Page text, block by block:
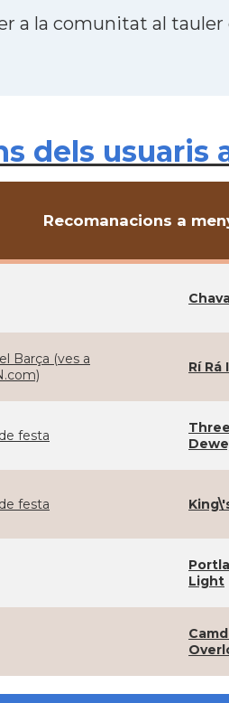
a la comunitat al tauler
dels usuaris
Recomanacions a
Barça (ves a
Rí Rá
festa
festa
Light